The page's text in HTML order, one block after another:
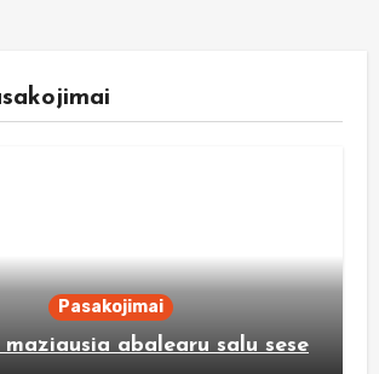
Pasakojimai
abalearu salu sese